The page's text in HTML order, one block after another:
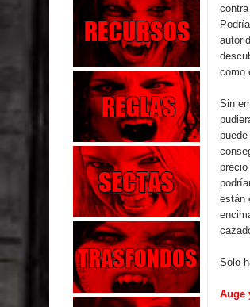
como
Sin
están
Solo
Auge